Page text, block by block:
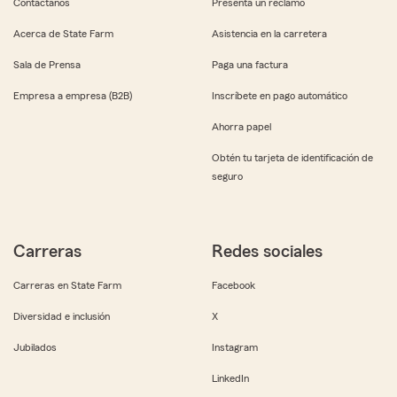
Contáctanos
Acerca de State Farm
Sala de Prensa
Empresa a empresa (B2B)
Presenta un reclamo
Asistencia en la carretera
Paga una factura
Inscríbete en pago automático
Ahorra papel
Obtén tu tarjeta de identificación de
seguro
Carreras
Carreras en State Farm
Diversidad e inclusión
Jubilados
Redes sociales
Facebook
X
Instagram
LinkedIn